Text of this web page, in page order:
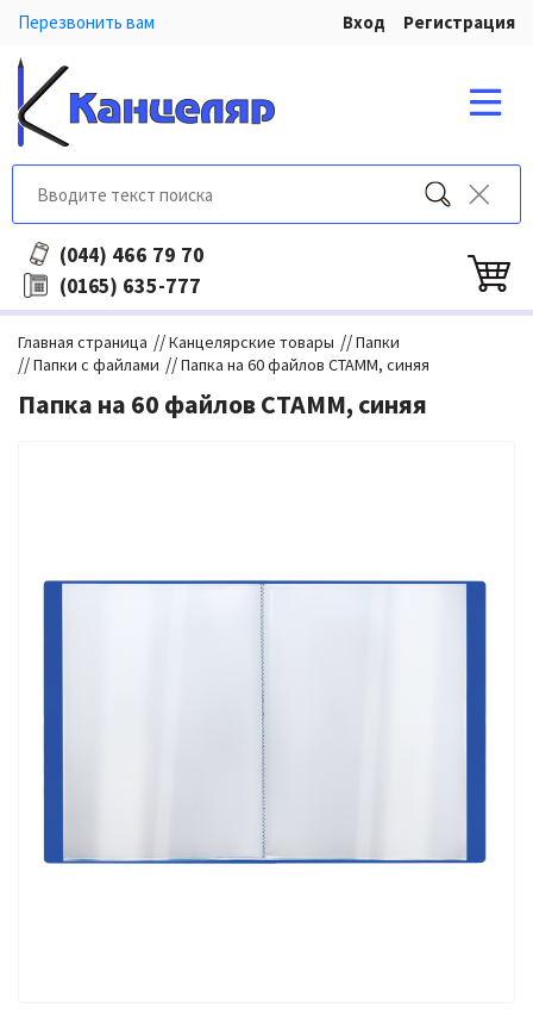
Перезвонить вам Вход Регистрация
(044) 466 79 70
(0165) 635-777
Главная страница //Канцелярские товары //Папки
//Папки с файлами //Папка на 60 файлов СТАММ, синяя
Папка на 60 файлов СТАММ, синяя